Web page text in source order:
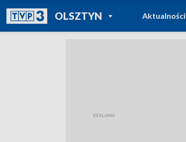
OLSZTYNPOWRÓT DO
TVP REGIONY
Aktualności